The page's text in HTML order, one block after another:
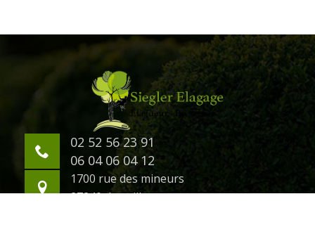
02 52 56 23 91
06 04 06 04 12
1700 rue des mineurs
27240 damville